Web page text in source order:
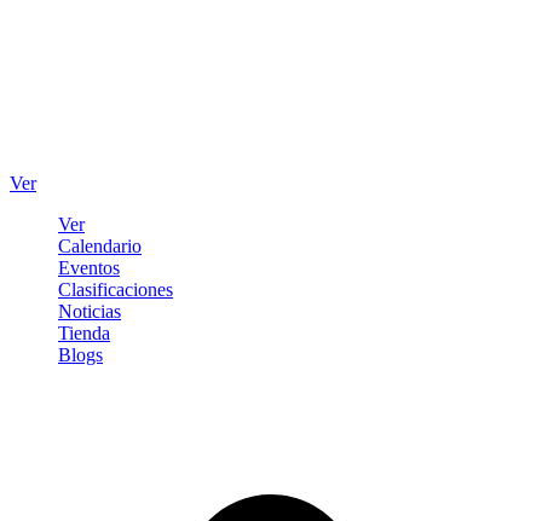
Ver
Ver
Calendario
Eventos
Clasificaciones
Noticias
Tienda
Blogs